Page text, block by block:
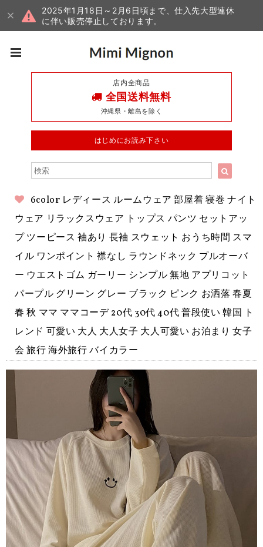
2025年1月18日～2月6日頃まで、仕入先大型連休
に伴い販売停止しております。
店内全商品
全国送料無料
沖縄県・離島を除く
はじめにお読み下さい
6color レディース ルームウェア 部屋着 寝巻 ナイト
ウェア リラックスウェア トップス パンツ セットアッ
プ ツーピース 袖あり 長袖 スウェット おうち時間 スマ
イル ワンポイント 襟なし ラウンドネック プルオーバ
ー ウエストゴム ガーリー シンプル 無地 アプリコット
パープル グリーン グレー ブラック ピンク お洒落 春夏
春 秋 ママ ママコーデ 20代 30代 40代 普段使い 韓国 ト
レンド 可愛い 大人 大人女子 大人可愛い お泊まり 女子
会 旅行 海外旅行 バイカラー